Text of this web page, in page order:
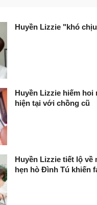
Huyền Lizzie "khó
Huyền Lizzie hiếm
hiện tại với chồng cũ
Huyền Lizzie tiết lộ
hẹn hò Đình Tú khiến